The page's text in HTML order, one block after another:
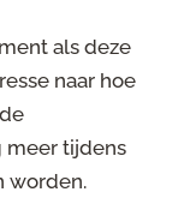
als deze
naar hoe
meer tijdens
worden.